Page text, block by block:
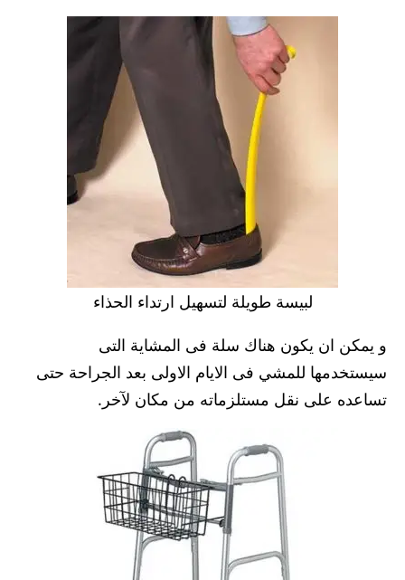
لبيسة طويلة لتسهيل ارتداء الحذاء
و يمكن ان يكون هناك سلة فى المشاية التى
سيستخدمها للمشي فى الايام الاولى بعد الجراحة حتى
تساعده على نقل مستلزماته من مكان لآخر.